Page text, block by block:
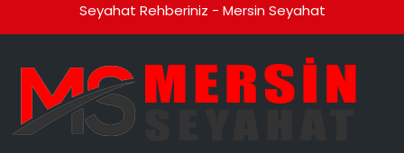
Seyahat Rehberiniz - Mersin Seyahat